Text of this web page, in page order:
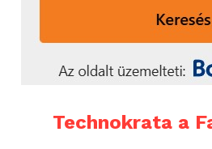
Technokrata a